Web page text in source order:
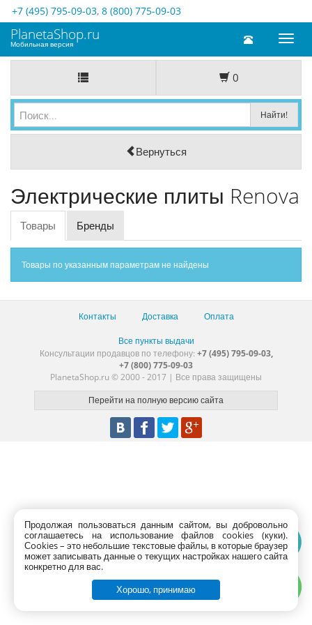
+7 (495) 795-09-03, 8 (800) 775-09-03
Toggle
PlanetaShop.ru
Мобильная версия
0
Вернуться
Электрические плиты Renova
Товары Бренды
Товары по указанным параметрам не найдены
Контакты Доставка Оплата
Все пункты выдачи
Консультации продавцов по телефону: +7 (495) 795-09-03,
+7 (800) 775-09-03
PlanetaShop.ru © 2000 - 2017 | Все права защищены
Продолжая пользоваться данным сайтом, вы добровольно
соглашаетесь на использование файлов cookies (куки).
Сookies – это небольшие текстовые файлы, в которые браузер
может записывать данные о текущих настройках нашего сайта
конкретно для вас.
Хорошо, принимаю